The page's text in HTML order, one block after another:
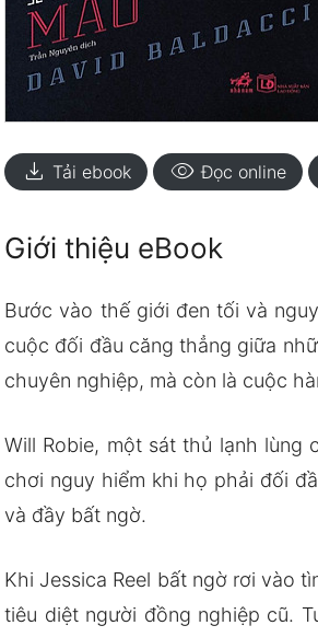
download Tải ebook visibility Đọc online
Giới thiệu eBook
Bước vào thế giới đen tối và
cuộc đối đầu căng thẳng giữa
chuyên nghiệp, mà còn là cuộc
Will Robie, một sát thủ lạnh lùng
chơi nguy hiểm khi họ phải đối
và đầy bất ngờ.
Khi Jessica Reel bất ngờ rơi vào
tiêu diệt người đồng nghiệp cũ.